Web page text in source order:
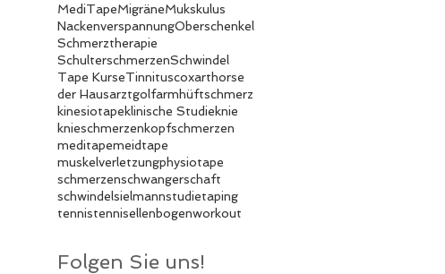
MediTapeMigräneMukskulus
NackenverspannungOberschenkel
Schmerztherapie
SchulterschmerzenSchwindel
Tape KurseTinnituscoxarthorse
der Hausarztgolfarmhüftschmerz
kinesiotapeklinische Studieknie
knieschmerzenkopfschmerzen
meditapemeidtape
muskelverletzungphysiotape
schmerzenschwangerschaft
schwindelsielmannstudietaping
tennistennisellenbogenworkout
Folgen Sie uns!